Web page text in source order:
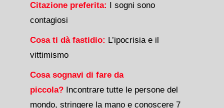
Citazione preferita: I sogni sono
contagiosi
Cosa ti dà fastidio: L’ipocrisia e il
vittimismo
Cosa sognavi di fare da
piccola?Incontrare tutte le persone del
mondo, stringere la mano e conoscere 7